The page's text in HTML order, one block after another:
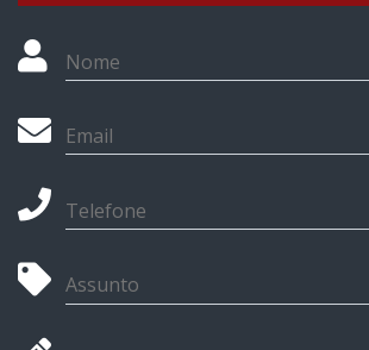
Nome
Email
Telefone
Assunto